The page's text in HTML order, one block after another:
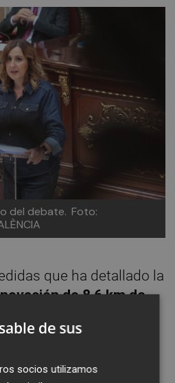
del debate. Foto:
que ha detallado la
de 8,6 km de
y su rotura
de un
plan contempla
de sus
socios utilizamos